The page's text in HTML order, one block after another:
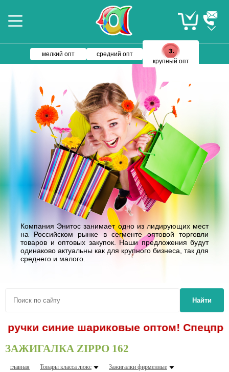
мелкий опт
средний опт
крупный опт
Компания Энитос занимает одно из лидирующих мест
на Российском рынке в сегменте оптовой торговли
товаров и оптовых закупок. Наши предложения будут
одинаково актуальны как для крупного бизнеса, так для
среднего и малого.
Найти
синие шариковые оптом!
ЗАЖИГАЛКА ZIPPO 162
главная Товары класса люкс
Зажигалки фирменные